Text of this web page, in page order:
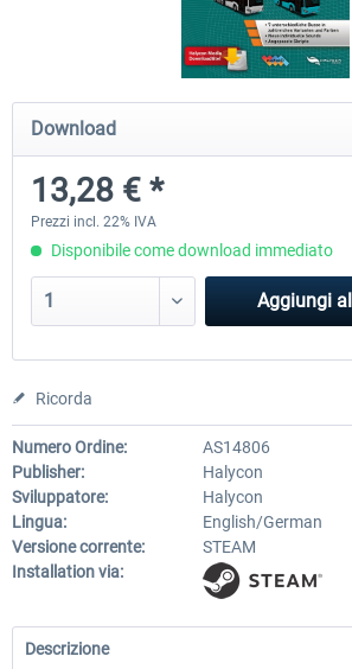
OMSI 2 Tools - Power Toolkit
15,33 € *
Download
13,28 € *
Prezzi incl. 22% IVA
Disponibile come download immediato
Aggiungi
Ricorda
Numero Ordine:
AS14806
Publisher:
Halycon
Sviluppatore:
Halycon
Lingua:
English/German
Versione corrente:
STEAM
Installation via:
Descrizione